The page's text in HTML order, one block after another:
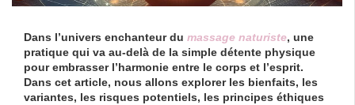
Dans l’univers enchanteur du massage naturiste, une
pratique qui va au-delà de la simple détente physique
pour embrasser l’harmonie entre le corps et l’esprit.
Dans cet article, nous allons explorer les bienfaits, les
variantes, les risques potentiels, les principes éthiques